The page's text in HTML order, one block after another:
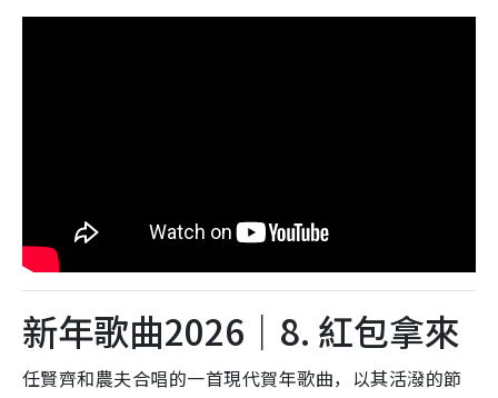
新年歌曲2026｜8. 紅包拿來
任賢齊和農夫合唱的一首現代賀年歌曲，以其活潑的節